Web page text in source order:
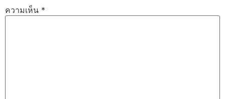
ความเห็น *